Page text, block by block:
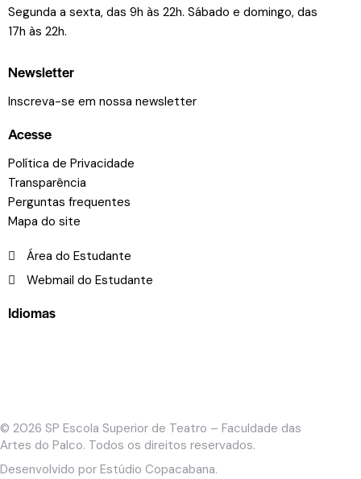
Segunda a sexta, das 9h às 22h. Sábado e domingo, das
17h às 22h.
Newsletter
Inscreva-se em nossa newsletter
Acesse
Política de Privacidade
Transparência
Perguntas frequentes
Mapa do site
Área do Estudante
Webmail do Estudante
Idiomas
© 2026 SP Escola Superior de Teatro – Faculdade das
Artes do Palco. Todos os direitos reservados.
Desenvolvido por Estúdio Copacabana.